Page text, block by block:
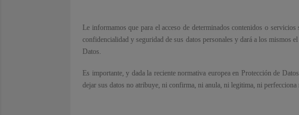
Le informamos que para el acceso de determinados contenidos o
confidencialidad y seguridad de sus datos personales y dará a los mismos
Datos.
Es importante, y dada la reciente normativa europea en Protección de
dejar sus datos no atribuye, ni confirma, ni anula, ni legitima, ni